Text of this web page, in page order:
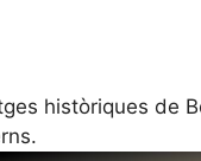
històriques de